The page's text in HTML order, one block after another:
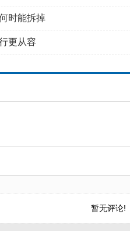
时能拆掉
更从容
暂无评论!